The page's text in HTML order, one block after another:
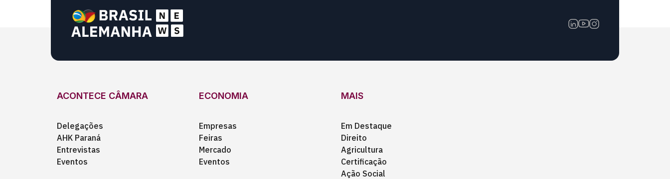
ACONTECE CÂMARA
Delegações
AHK Paraná
Entrevistas
Eventos
ECONOMIA
Empresas
Feiras
Mercado
Eventos
MAIS
Em Destaque
Direito
Agricultura
Certificação
Ação Social